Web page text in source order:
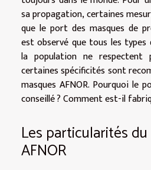
sa propagation, certaines
que le port des masques de
est observé que tous les
la population ne respectent
certaines spécificités sont
masques AFNOR. Pourquoi le
conseillé ? Comment est-il
Les particularités
AFNOR